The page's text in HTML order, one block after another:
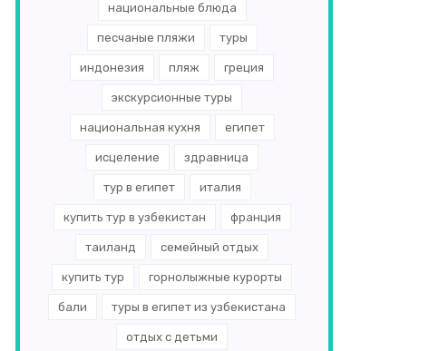
национальные блюда
песчаные пляжи туры
индонезия пляж греция
экскурсионные туры
национальная кухня египет
исцеление здравница
тур в египет италия
купить тур в узбекистан франция
таиланд семейный отдых
купить тур горнолыжные курорты
бали туры в египет из узбекистана
отдых с детьми